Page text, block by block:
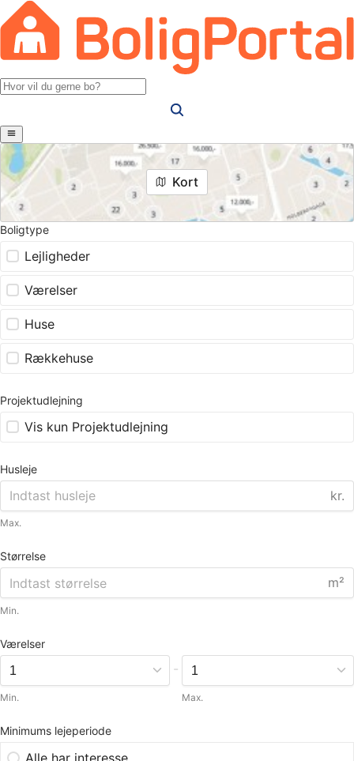
Kort
Boligtype
Lejligheder
Værelser
Huse
Rækkehuse
Projektudlejning
Vis kun Projektudlejning
Husleje
kr.
Max.
Størrelse
m²
Min.
Værelser
Min.
-
Max.
Minimums lejeperiode